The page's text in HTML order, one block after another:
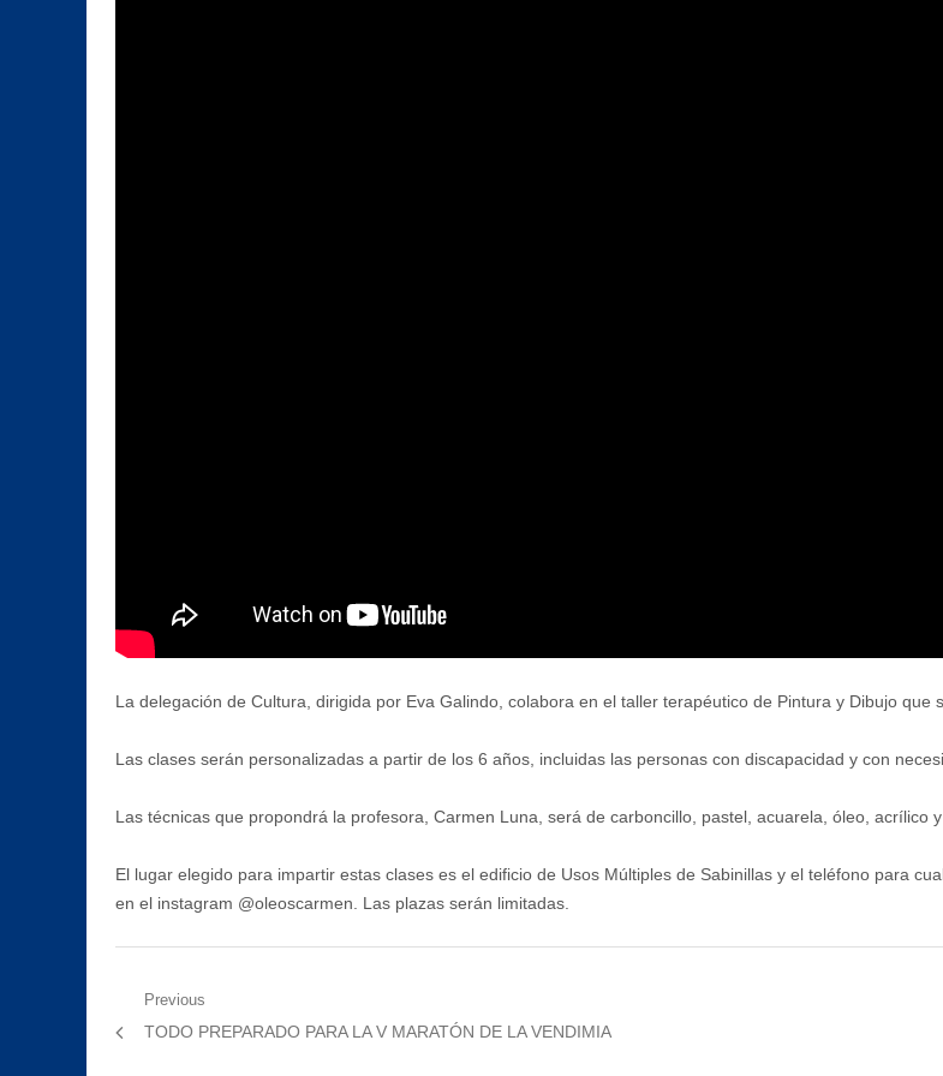
La delegación de Cultura, dirigida por Eva Galindo, colabora en el taller terapéutico de Pintura y Dibujo que
Las clases serán personalizadas a partir de los 6 años, incluidas las personas con discapacidad y con
Las técnicas que propondrá la profesora, Carmen Luna, será de carboncillo, pastel, acuarela, óleo, acrílico y
El lugar elegido para impartir estas clases es el edificio de Usos Múltiples de Sabinillas y el teléfono para
en el instagram @oleoscarmen. Las plazas serán limitadas.
Navegación
de
Previous
Previous
TODO PREPARADO PARA LA V MARATÓN DE LA VENDIMIA